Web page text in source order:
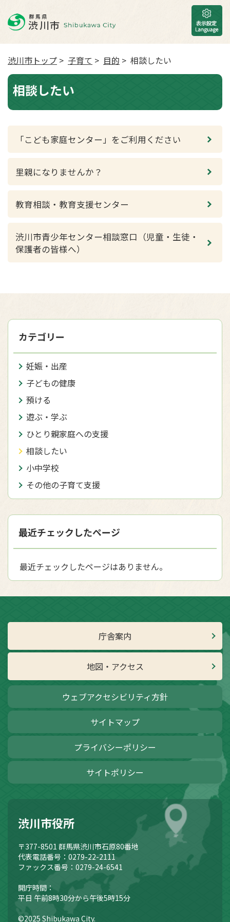
渋川市トップ > 子育て > 目的 > 相談したい
相談したい
「こども家庭センター」をご利用ください
里親になりませんか？
教育相談・教育支援センター
渋川市青少年センター相談窓口（児童・生徒・
保護者の皆様へ）
カテゴリー
妊娠・出産
子どもの健康
預ける
遊ぶ・学ぶ
ひとり親家庭への支援
相談したい
小中学校
その他の子育て支援
最近チェックしたページ
最近チェックしたページはありません。
庁舎案内
地図・アクセス
ウェブアクセシビリティ方針
サイトマップ
プライバシーポリシー
サイトポリシー
渋川市役所
〒377-8501 群馬県渋川市石原80番地
代表電話番号：0279-22-2111
ファックス番号：0279-24-6541
開庁時間：
平日 午前8時30分から午後5時15分
©2025 Shibukawa City.